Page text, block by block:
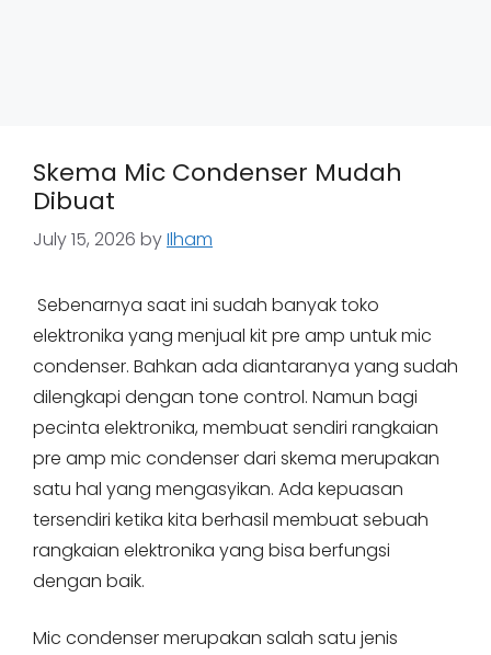
Skema Mic Condenser Mudah
Dibuat
July 15, 2026 byIlham
Sebenarnya saat ini sudah banyak toko
elektronika yang menjual kit pre amp untuk mic
condenser. Bahkan ada diantaranya yang sudah
dilengkapi dengan tone control. Namun bagi
pecinta elektronika, membuat sendiri rangkaian
pre amp mic condenser dari skema merupakan
satu hal yang mengasyikan. Ada kepuasan
tersendiri ketika kita berhasil membuat sebuah
rangkaian elektronika yang bisa berfungsi
dengan baik.
Mic condenser merupakan salah satu jenis